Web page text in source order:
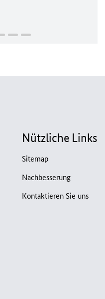
Nützliche Links
Sitemap
Nachbesserung
Kontaktieren Sie uns